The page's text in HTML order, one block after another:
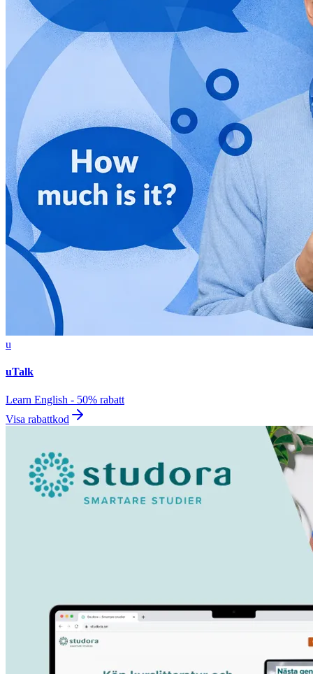
u
uTalk
Learn English - 50% rabatt
Visa rabattkod